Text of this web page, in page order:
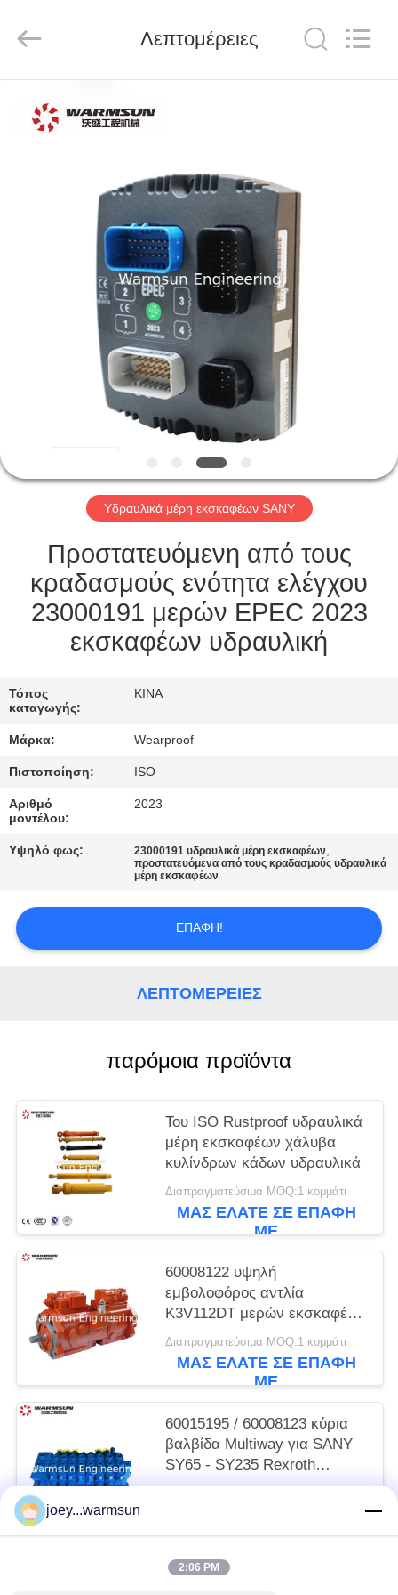
ΠΕΡΊΠΟΥ
ΕΡΓΟΣΤΑΣΊΩΝ
ΠΟΙΟΤΙΚΌΣ
ΈΛΕΓΧΟΣ
ΜΑΣ
ΕΛΆΤΕ
ΕΠΑΦΉ
ΜΕ
ΖΗΤΉΣΤΕ
ΑΠΌΣΠΑΣΜΑ
SITEMAP
PRIVACY
Co.,
Reserved.
Λεπτομέρειες
Υδραυλικά μέρη εκσκαφέων SANY
Προστατευόμενη από τους
κραδασμούς ενότητα ελέγχου
23000191 μερών EPEC 2023
εκσκαφέων υδραυλική
Τόπος
καταγωγής:
ΚΙΝΑ
Μάρκα: Wearproof
Πιστοποίηση: ISO
Αριθμό
μοντέλου:
2023
Υψηλό φως: 23000191 υδραυλικά μέρη εκσκαφέων,
προστατευόμενα από τους κραδασμούς υδραυλικά
μέρη εκσκαφέων
ΕΠΑΦΉ!
ΛΕΠΤΟΜΈΡΕΙΕΣ
παρόμοια προϊόντα
Του ISO Rustproof υδραυλικά
μέρη εκσκαφέων χάλυβα
κυλίνδρων κάδων υδραυλικά
Διαπραγματεύσιμα MOQ:1 κομμάτι
ΜΑΣ ΕΛΆΤΕ ΣΕ ΕΠΑΦΉ
ΜΕ
60008122 υψηλή
εμβολοφόρος αντλία
K3V112DT μερών εκσκαφέων
υδραυλική
Διαπραγματεύσιμα MOQ:1 κομμάτι
ΜΑΣ ΕΛΆΤΕ ΣΕ ΕΠΑΦΉ
ΜΕ
60015195 / 60008123 κύρια
βαλβίδα Multiway για SANY
SY65 - SY235 Rexroth
HUSCO
ΜΕ
joey...warmsun
2:06 PM